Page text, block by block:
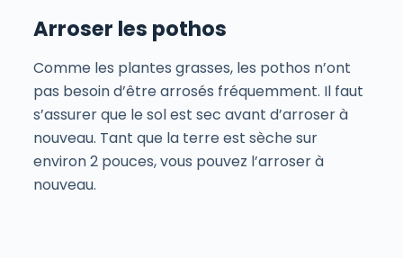
Arroser les pothos
Comme les plantes grasses, les pothos n’ont
pas besoin d’être arrosés fréquemment. Il faut
s’assurer que le sol est sec avant d’arroser à
nouveau. Tant que la terre est sèche sur
environ 2 pouces, vous pouvez l’arroser à
nouveau.